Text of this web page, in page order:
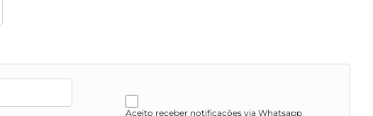
Aceito receber notificações via Whatsapp